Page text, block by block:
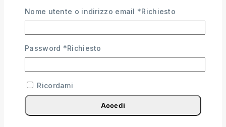
Nome utente o indirizzo email *Richiesto
Password *Richiesto
Ricordami
Accedi